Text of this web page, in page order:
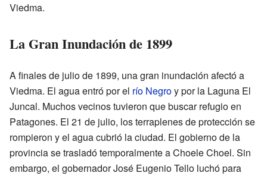
Viedma.
La Gran Inundación de 1899
A finales de julio de 1899, una gran inundación afectó a
Viedma. El agua entró por el río Negroy por la Laguna El
Juncal. Muchos vecinos tuvieron que buscar refugio en
Patagones. El 21 de julio, los terraplenes de protección se
rompieron y el agua cubrió la ciudad. El gobierno de la
provincia se trasladó temporalmente a Choele Choel. Sin
embargo, el gobernador José Eugenio Tello luchó para